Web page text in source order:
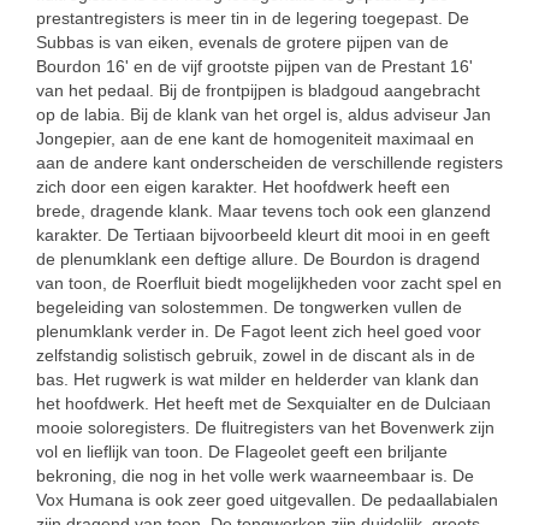
prestantregisters is meer tin in de legering toegepast. De
Subbas is van eiken, evenals de grotere pijpen van de
Bourdon 16' en de vijf grootste pijpen van de Prestant 16'
van het pedaal. Bij de frontpijpen is bladgoud aangebracht
op de labia. Bij de klank van het orgel is, aldus adviseur Jan
Jongepier, aan de ene kant de homogeniteit maximaal en
aan de andere kant onderscheiden de verschillende registers
zich door een eigen karakter. Het hoofdwerk heeft een
brede, dragende klank. Maar tevens toch ook een glanzend
karakter. De Tertiaan bijvoorbeeld kleurt dit mooi in en geeft
de plenumklank een deftige allure. De Bourdon is dragend
van toon, de Roerfluit biedt mogelijkheden voor zacht spel en
begeleiding van solostemmen. De tongwerken vullen de
plenumklank verder in. De Fagot leent zich heel goed voor
zelfstandig solistisch gebruik, zowel in de discant als in de
bas. Het rugwerk is wat milder en helderder van klank dan
het hoofdwerk. Het heeft met de Sexquialter en de Dulciaan
mooie soloregisters. De fluitregisters van het Bovenwerk zijn
vol en lieflijk van toon. De Flageolet geeft een briljante
bekroning, die nog in het volle werk waarneembaar is. De
Vox Humana is ook zeer goed uitgevallen. De pedaallabialen